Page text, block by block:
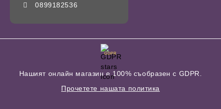
0899182536
GDPR
Нашият онлайн магазин е 100% съобразен с GDPR.
Прочетете нашата политика